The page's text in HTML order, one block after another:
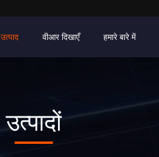
उत्पाद वीआर दिखाएँ हमारे बारे में
उत्पादों